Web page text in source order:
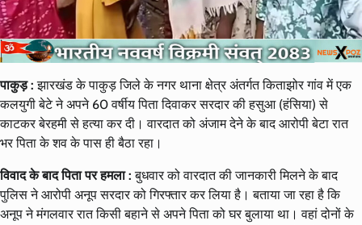
पाकुड़ : झारखंड के पाकुड़ जिले के नगर थाना क्षेत्र अंतर्गत किताझोर गांव में एक
कलयुगी बेटे ने अपने 60 वर्षीय पिता दिवाकर सरदार की हसुआ (हंसिया) से
काटकर बेरहमी से हत्या कर दी। वारदात को अंजाम देने के बाद आरोपी बेटा रात
भर पिता के शव के पास ही बैठा रहा।
विवाद के बाद पिता पर हमला :बुधवार को वारदात की जानकारी मिलने के बाद
पुलिस ने आरोपी अनूप सरदार को गिरफ्तार कर लिया है। बताया जा रहा है कि
अनूप ने मंगलवार रात किसी बहाने से अपने पिता को घर बुलाया था। वहां दोनों के